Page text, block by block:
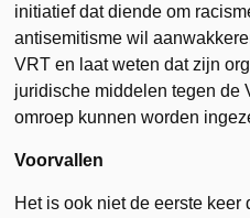
initiatief dat diende om
antisemitisme wil
VRT en laat weten dat zijn
juridische middelen tegen de
omroep kunnen worden
Voorvallen
Het is ook niet de eerste